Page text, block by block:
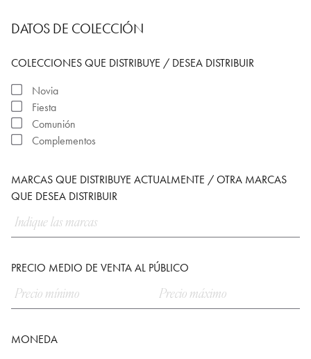
DATOS DE COLECCIÓN
COLECCIONES QUE DISTRIBUYE / DESEA DISTRIBUIR
Novia
Fiesta
Comunión
Complementos
MARCAS QUE DISTRIBUYE ACTUALMENTE / OTRA MARCAS
QUE DESEA DISTRIBUIR
PRECIO MEDIO DE VENTA AL PÚBLICO
MONEDA